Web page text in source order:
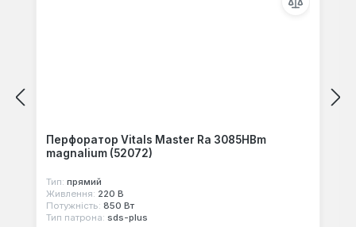
Перфоратор Vitals Master Ra 3085HBm
magnalium (52072)
Тип: прямий
Живлення: 220 В
Потужність: 850 Вт
Тип патрона: sds-plus